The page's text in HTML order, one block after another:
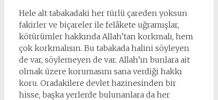
Hele alt tabakadaki her türlü çareden yoksun
fakirler ve biçareler ile felâkete uğramışlar,
kötürümler hakkında Allah’tan korkmalı, hem
çok korkmalısın. Bu tabakada halini söyleyen
de var, söylemeyen de var. Allah’ın bunlara ait
olmak üzere korumasını sana verdiği hakkı
koru. Oradakilere devlet hazinesinden bir
hisse, başka yerlerde bulunanlara da her